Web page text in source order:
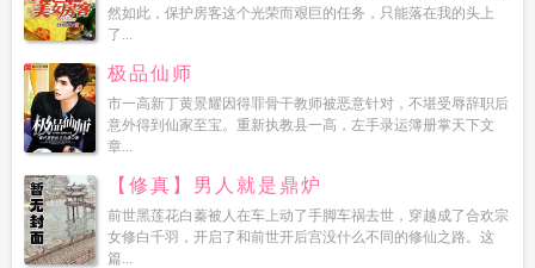
然如此，保护房客这个光荣而艰巨的任务，只能落在我的头上
了...
极品仙师
市一高新丁黄景耀因得罪骨干教师被恶意针对，不堪受辱辞职后
意外得到仙家至宝。重新执教县一高，左手录运簿册掌天下文
章...
【修真】男人就是鼎炉
前世黑莲花白蓁被人在车上动了手脚车祸去世，穿越成了合欢宗
女修白千羽，开启了和前世开后宫没什么不同的修仙之路。这
篇...